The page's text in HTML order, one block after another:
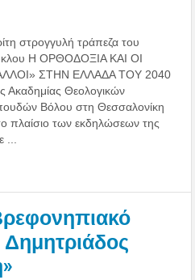
στρογγυλή τράπεζα του
Η ΟΡΘΟΔΟΞΙΑ ΚΑΙ ΟΙ
ΣΤΗΝ ΕΛΛΑΔΑ ΤΟΥ 2040
Ακαδημίας Θεολογικών
Βόλου στη Θεσσαλονίκη
πλαίσιο των εκδηλώσεων της
Δημητριάδος